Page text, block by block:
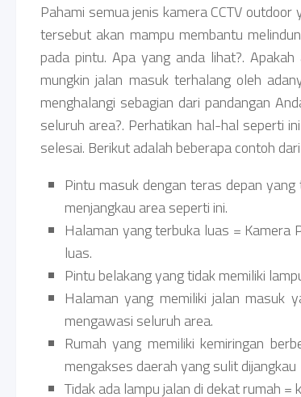
Pahami semua jenis kamera CCTV
tersebut akan mampu membantu
pada pintu. Apa yang anda lihat?.
mungkin jalan masuk terhalang oleh
menghalangi sebagian dari pandangan
seluruh area?. Perhatikan hal-hal seperti
selesai. Berikut adalah beberapa contoh
Pintu masuk dengan teras depan
menjangkau area seperti ini.
Halaman yang terbuka luas = Kamera
luas.
Pintu belakang yang tidak memiliki
Halaman yang memiliki jalan masuk
mengawasi seluruh area.
Rumah yang memiliki kemiringan
mengakses daerah yang sulit dijangkau
Tidak ada lampu jalan di dekat rumah